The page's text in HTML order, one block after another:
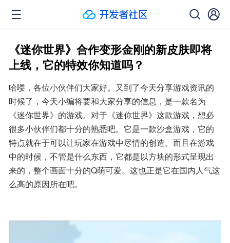
《迷你世界》合作变形金刚的新皮肤即将
上线，它的特效你知道吗？
哈喽，各位小伙伴们大家好。又到了今天分享游戏资讯的
时候了，今天小编将要和大家分享的信息，是一款名为
《迷你世界》的游戏。对于《迷你世界》这款游戏，想必
很多小伙伴们都十分的熟悉吧。它是一款沙盒游戏，它的
特点就在于可以让玩家在游戏中尽情的创造。而且在游戏
中的时候，不管是什么东西，它都是以方块的形式呈现出
来的，整个画面十分的Q萌可爱。这也正是它在国内人气这
么高的原因所在吧。